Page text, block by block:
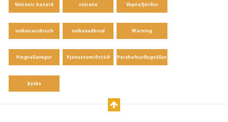
Volcanic hazard volcano Vopnafjörður
vulkanausbruch vulkanudbrud Warning
Þingvallavegur Þjónustumiðstöð Þórshafnarflugvöllur
þýska